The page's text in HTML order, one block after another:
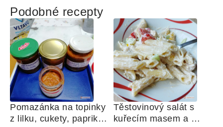
Podobné recepty
Pomazánka na topinky
z lilku, cukety, paprik,
Těstovinový salát s
kuřecím masem a